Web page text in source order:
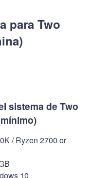
para Two
sistema de Two
/ Ryzen 2700 or
10